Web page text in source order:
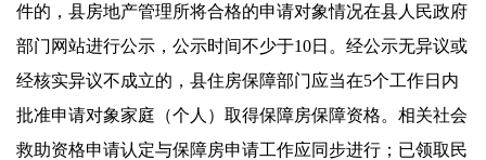
件的，县房地产管理所将合格的申请对象情况在县人民政府
部门网站进行公示，公示时间不少于10日。经公示无异议或
经核实异议不成立的，县住房保障部门应当在5个工作日内
批准申请对象家庭（个人）取得保障房保障资格。相关社会
救助资格申请认定与保障房申请工作应同步进行；已领取民